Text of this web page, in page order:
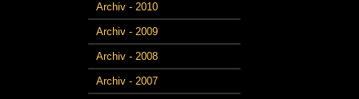
Archiv - 2010
Archiv - 2009
Archiv - 2008
Archiv - 2007